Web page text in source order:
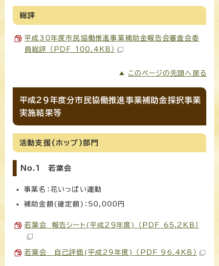
総評
平成30年度市民協働推進事業補助金報告会審査会委
員総評 （PDF 100.4KB）
このページの先頭へ戻る
平成29年度分市民協働推進事業補助金採択事業
実施結果等
活動支援(ホップ)部門
No.1 若葉会
事業名：花いっぱい運動
補助金額(確定額)：50,000円
若葉会 報告シート(平成29年度) （PDF 65.2KB）
若葉会 自己評価(平成29年度) （PDF 96.4KB）